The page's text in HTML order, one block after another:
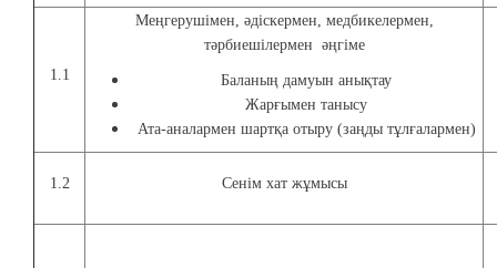
1.1
Меңгерушімен, әдіскермен, медбикелермен,
тәрбиешілермен әңгіме
Баланың дамуын анықтау
Жарғымен танысу
Ата-аналармен шартқа отыру (заңды тұлғалармен)
1.2 Сенім хат жұмысы